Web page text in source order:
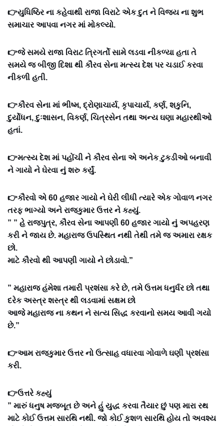
👉યુધિષ્ઠિર ના કહેવાથી રાજા વિરાટે એક દુત ને વિજય ના શુભ
સમાચાર આપવા નગર માં મોકલ્યો.
👉જે સમયે રાજા વિરાટ ત્રિગર્તો સામે લડવા નીકળ્યા હતા તે
સમયે જ બીજી દિશા થી કૌરવ સેના મત્સ્ય દેશ પર ચડાઈ કરવા
નીકળી હતી.
👉કૌરવ સેના માં ભીષ્મ, દ્રોણાચાર્ય, કૃપાચાર્ય, કર્ણ, શકુનિ,
દુર્યોધન, દુઃશાસન, વિકર્ણ, ચિત્રસેન તથા અન્ય ઘણા મહારથીઓ
હતાં.
👉મત્સ્ય દેશ માં પહોંચી ને કૌરવ સેના એ અનેક ટુકડીઓ બનાવી
ને ગાયો ને ઘેરવા નું શરુ કર્યું.
👉કૌરવો એ 60 હજાર ગાયો ને ઘેરી લીધી ત્યારે એક ગોવાળ નગર
તરફ ભાગ્યો અને રાજકુમાર ઉત્તર ને કહ્યું.
” ” હે રાજપુત્ર, કૌરવ સેના આપણી 60 હજાર ગાયો નું અપહરણ
કરી ને જાય છે. મહારાજ ઉપસ્થિત નથી તેથી તમે જ અમારા રક્ષક
છો.
માટે કૌરવો થી આપણી ગાયો ને છોડાવો.”
” મહારાજ હંમેશા તમારી પ્રશંસા કરે છે, તમે ઉત્તમ ધનુર્ધર છો તથા
દરેક અસ્ત્ર શસ્ત્ર થી લડવામાં સક્ષમ છો
આજે મહારાજ ના કથન ને સત્ય સિદ્ધ કરવાનો સમય આવી ગયો
છે.”
👉આમ રાજકુમાર ઉત્તર નો ઉત્સાહ વધારવા ગોવાળે ઘણી પ્રશંસા
કરી.
👉ઉત્તરે કહ્યું
” મારું ધનુષ મજબૂત છે અને હું યુદ્ધ કરવા તૈયાર છું પણ મારા રથ
માટે કોઈ ઉત્તમ સારથિ નથી. જો કોઈ કુશળ સારથિ હોય તો અવશ્ય